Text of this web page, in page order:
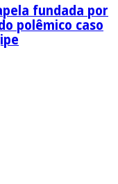
fundada por
polêmico caso